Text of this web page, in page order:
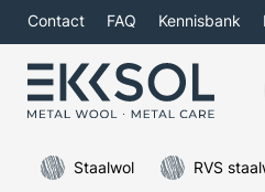
Contact FAQ Kennisbank
Staalwol RVS